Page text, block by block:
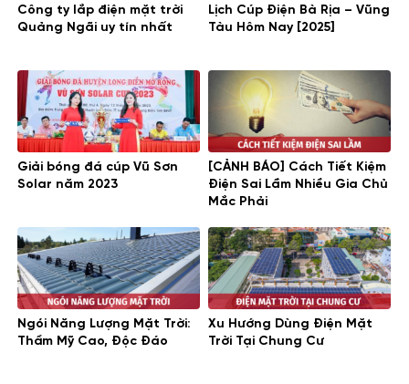
Công ty lắp điện mặt trời
Quảng Ngãi uy tín nhất
Lịch Cúp Điện Bà Rịa – Vũng
Tàu Hôm Nay [2025]
Giải bóng đá cúp Vũ Sơn
Solar năm 2023
[CẢNH BÁO] Cách Tiết Kiệm
Điện Sai Lầm Nhiều Gia Chủ
Mắc Phải
Ngói Năng Lượng Mặt Trời:
Thẩm Mỹ Cao, Độc Đáo
Xu Hướng Dùng Điện Mặt
Trời Tại Chung Cư